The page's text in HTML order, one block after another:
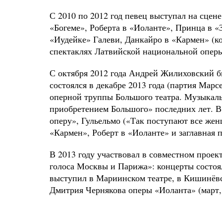
С 2010 по 2012 год певец выступал на
«Богеме», Роберта в «Иоланте», Принца в
«Иудейке» Галеви, Данкайро в «Кармен»
спектаклях Латвийской национальной
С октября 2012 года Андрей Жилиховский
состоялся в декабре 2013 года (партия
оперной труппы Большого театра.
приобретением Большого» последних лет.
оперу», Гульельмо («Так поступают все
«Кармен», Роберт в «Иоланте» и заглавная
В 2013 году участвовал в совместном
голоса Москвы и Парижа»: концерты
выступил в Мариинском театре, в
Дмитрия Чернякова оперы «Иоланта»